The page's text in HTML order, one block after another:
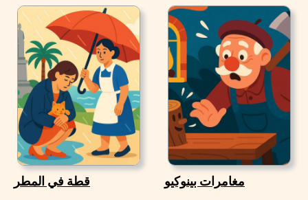
قطة في المطر مغامرات بينوكيو